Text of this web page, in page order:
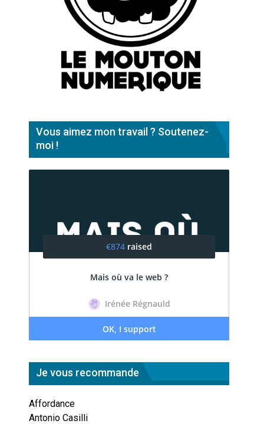
Vous aimez mon travail ? Soutenez-
moi !
Je vous recommande
Affordance
Antonio Casilli